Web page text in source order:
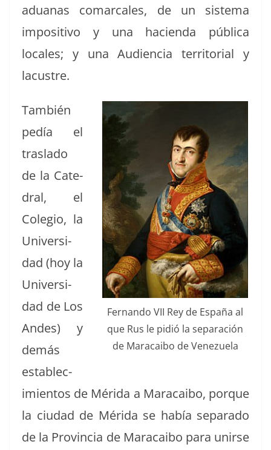
adu­a­nas comar­cales, de un sis­tema
impos­i­ti­vo y una hacien­da públi­ca
locales; y una Audi­en­cia ter­ri­to­r­i­al y
lacustre.
Fer­nan­do VII Rey de España al
que Rus le pidió la sep­a­ración
de Mara­cai­bo de Venezuela
Tam­bién
pedía el
trasla­do
de la Cat­e­
dral, el
Cole­gio, la
Uni­ver­si­
dad (hoy la
Uni­ver­si­
dad de Los
Andes) y
demás
establec­
imien­tos de Méri­da a Mara­cai­bo, porque
la ciu­dad de Méri­da se había sep­a­ra­do
de la Provin­cia de Mara­cai­bo para unirse